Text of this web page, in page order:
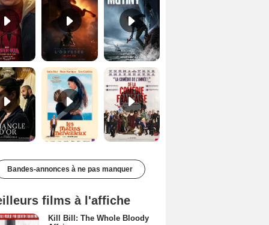
Les Matins merveilleux Bande-annonce VF De la Comédie-Française Teaser VF
Bandes-annonces à ne pas manquer
films à l'affiche
Kill Bill: The Whole Bloody